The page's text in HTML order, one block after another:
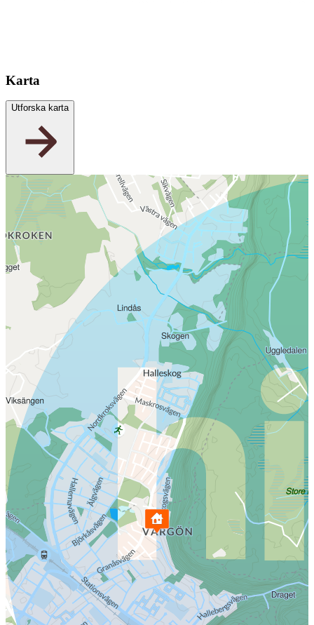
Karta
Utforska karta